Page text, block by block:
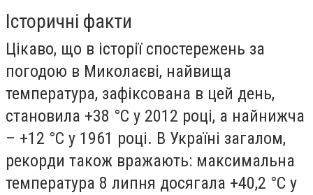
Історичні факти
Цікаво, що в історії спостережень за
погодою в Миколаєві, найвища
температура, зафіксована в цей день,
становила +38 °С у 2012 році, а найнижча
– +12 °С у 1961 році. В Україні загалом,
рекорди також вражають: максимальна
температура 8 липня досягала +40,2 °С у